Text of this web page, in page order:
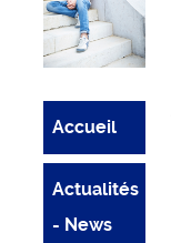
Accueil
Actualités
- News